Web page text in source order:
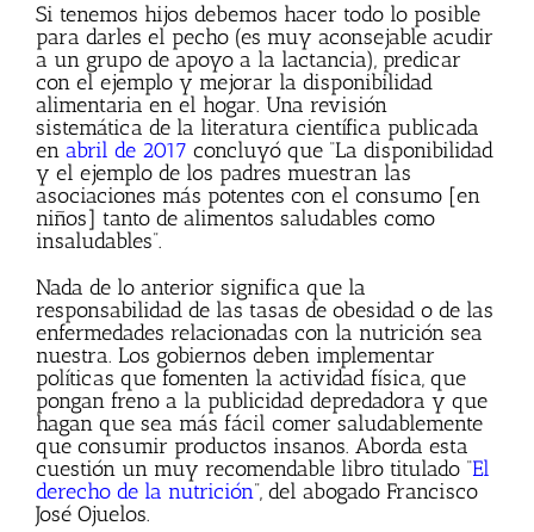
Si tenemos hijos debemos hacer todo lo posible
para darles el pecho (es muy aconsejable acudir
a un grupo de apoyo a la lactancia), predicar
con el ejemplo y mejorar la disponibilidad
alimentaria en el hogar. Una revisión
sistemática de la literatura científica publicada
en abril de 2017 concluyó que “La disponibilidad
y el ejemplo de los padres muestran las
asociaciones más potentes con el consumo [en
niños] tanto de alimentos saludables como
insaludables”.
Nada de lo anterior significa que la
responsabilidad de las tasas de obesidad o de las
enfermedades relacionadas con la nutrición sea
nuestra. Los gobiernos deben implementar
políticas que fomenten la actividad física, que
pongan freno a la publicidad depredadora y que
hagan que sea más fácil comer saludablemente
que consumir productos insanos. Aborda esta
cuestión un muy recomendable libro titulado “El
derecho de la nutrición”, del abogado Francisco
José Ojuelos.